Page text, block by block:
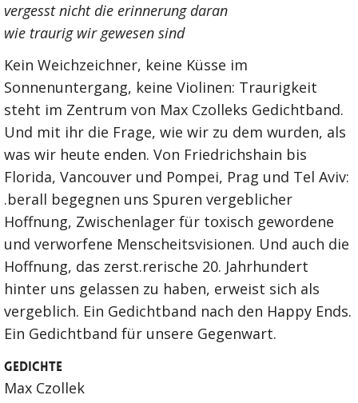
vergesst nicht die erinnerung daran
wie traurig wir gewesen sind
Kein Weichzeichner, keine Küsse im
Sonnenuntergang, keine Violinen: Traurigkeit
steht im Zentrum von Max Czolleks Gedichtband.
Und mit ihr die Frage, wie wir zu dem wurden, als
was wir heute enden. Von Friedrichshain bis
Florida, Vancouver und Pompei, Prag und Tel Aviv:
.berall begegnen uns Spuren vergeblicher
Hoffnung, Zwischenlager für toxisch gewordene
und verworfene Menscheitsvisionen. Und auch die
Hoffnung, das zerst.rerische 20. Jahrhundert
hinter uns gelassen zu haben, erweist sich als
vergeblich. Ein Gedichtband nach den Happy Ends.
Ein Gedichtband für unsere Gegenwart.
GEDICHTE
Max Czollek